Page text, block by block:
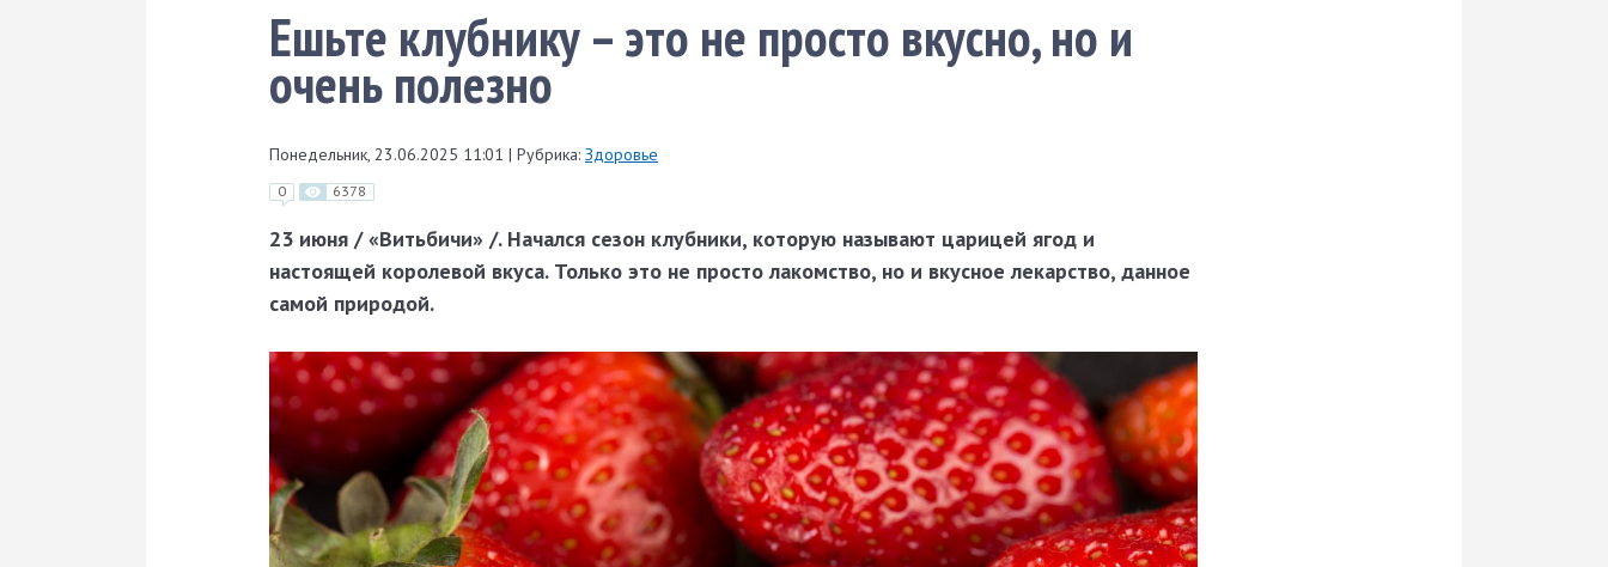
Ешьте клубнику – это не просто вкусно, но и
очень полезно
Понедельник, 23.06.2025 11:01 | Рубрика: Здоровье
0 6378
23 июня / «Витьбичи» /. Начался сезон клубники, которую называют царицей ягод и
настоящей королевой вкуса. Только это не просто лакомство, но и вкусное лекарство, данное
самой природой.